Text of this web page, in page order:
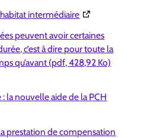
intermédiaire(Ouverture dans
peuvent avoir certaines
c’est à dire pour toute la
qu’avant (pdf, 428,92 Ko)
la nouvelle aide de la PCH
dans une nouvelle fenêtre)
prestation de compensation